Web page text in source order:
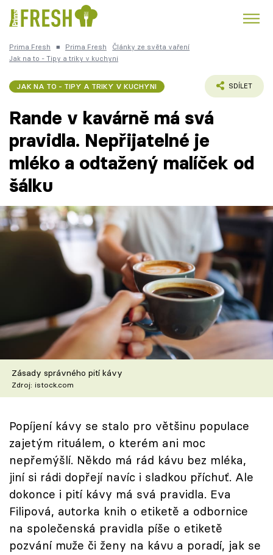
Trendy: Kuře Polévky k večeři
Česká kuchyně Čokoláda
Témata
Recepty
Články
TV Program
Recepty z TV
Speciál: Cuketa
Těhotnej kuchař
Přihlášení
Sledujte nás
Prima Fresh ■ Prima Fresh
Články ze světa vaření
Jak na to - Tipy a triky v kuchyni
JAK NA TO - TIPY A TRIKY V KUCHYNI SDÍLET
Rande v kavárně má svá
pravidla. Nepřijatelné je
mléko a odtažený malíček od
šálku
Zásady správného pití kávy
Zdroj: istock.com
Popíjení kávy se stalo pro většinu populace
zajetým rituálem, o kterém ani moc
nepřemýšlí. Někdo má rád kávu bez mléka,
jiní si rádi dopřejí navíc i sladkou příchuť. Ale
dokonce i pití kávy má svá pravidla. Eva
Filipová, autorka knih o etiketě a odbornice
na společenská pravidla píše o etiketě
pozvání muže či ženy na kávu a poradí, jak se